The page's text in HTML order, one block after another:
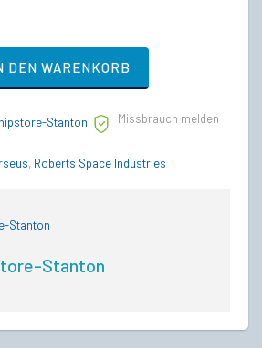
DEN WARENKORB
Stanton
Missbrauch melden
, Roberts Space Industries
Stanton